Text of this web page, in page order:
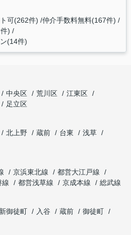
可(262件) 仲介手数料無料(167件)
)
(14件)
中央区 荒川区
江東区
足立区
北上野 蔵前 台東
浅草
京浜東北線
都営大江戸線
線 都営浅草線 京成本線
総武線
新御徒町 入谷 蔵前
御徒町